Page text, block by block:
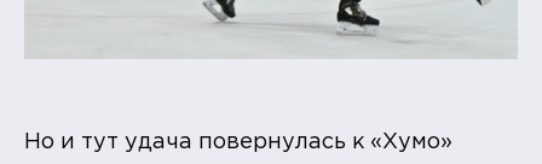
Но и тут удача повернулась к «Хумо»